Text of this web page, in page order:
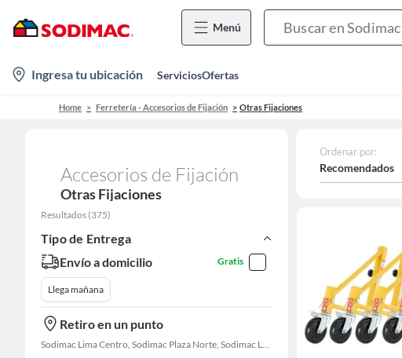
Menú
location-
icon
Ingresa tu ubicación ServiciosOfertas
Home Ferretería - Accesorios de Fijación Otras Fijaciones
Accesorios de Fijación
Otras Fijaciones
Resultados (375)
Tipo de Entrega
Envío a domicilio
Gratis
Llega mañana
Retiro en un punto
Sodimac Lima Centro, Sodimac Plaza Norte, Sodimac La Victoria, Sodimac San Miguel, Sodimac S. J. Lurigancho, Sodimac Chacarilla, Sodimac Av. La Molina, Sodimac Colonial, Maestro Barrios Altos, Sodimac Naranjal
Ordenar por:
Recomendados